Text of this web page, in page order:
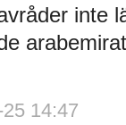
inte
14:47